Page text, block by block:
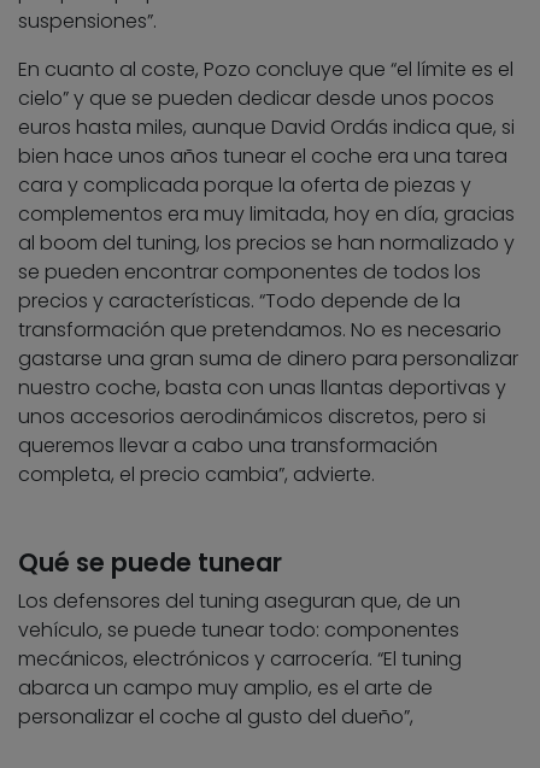
suspensiones”.
En cuanto al coste, Pozo concluye que “el límite es el
cielo” y que se pueden dedicar desde unos pocos
euros hasta miles, aunque David Ordás indica que, si
bien hace unos años tunear el coche era una tarea
cara y complicada porque la oferta de piezas y
complementos era muy limitada, hoy en día, gracias
al boom del tuning, los precios se han normalizado y
se pueden encontrar componentes de todos los
precios y características. “Todo depende de la
transformación que pretendamos. No es necesario
gastarse una gran suma de dinero para personalizar
nuestro coche, basta con unas llantas deportivas y
unos accesorios aerodinámicos discretos, pero si
queremos llevar a cabo una transformación
completa, el precio cambia”, advierte.
Qué se puede tunear
Los defensores del tuning aseguran que, de un
vehículo, se puede tunear todo: componentes
mecánicos, electrónicos y carrocería. “El tuning
abarca un campo muy amplio, es el arte de
personalizar el coche al gusto del dueño”,